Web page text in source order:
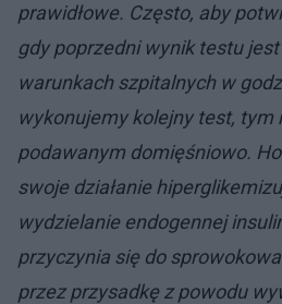
prawidłowe. Często, aby
gdy poprzedni wynik testu
warunkach szpitalnych w
wykonujemy kolejny test, tym
podawanym domięśniowo.
swoje działanie
wydzielanie endogennej
przyczynia się do
przez przysadkę z powodu